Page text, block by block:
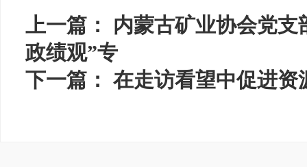
上一篇： 内蒙古矿业协会党支
政绩观”专
下一篇： 在走访看望中促进资